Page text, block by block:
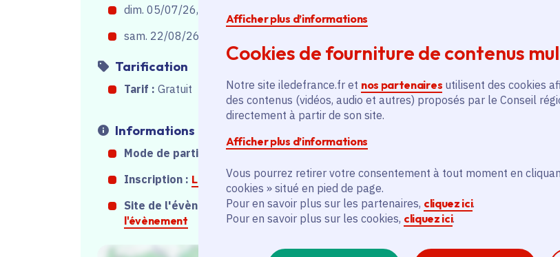
Afficher plus d’informations
Cookies de fourniture de contenus
Notre site iledefrance.fr et nos partenaires utilisent des cookies
des contenus (vidéos, audio et autres) proposés par le Conseil
directement à partir de son site.
Afficher plus d’informations
Vous pourrez retirer votre consentement à tout moment en
cookies » situé en pied de page.
Pour en savoir plus sur les partenaires, cliquez ici.
Pour en savoir plus sur les cookies, cliquez ici.
dim. 05/07/26, de 14h30
sam. 22/08/26, de 14h30
Tarification
Tarif : Gratuit
Informations
Mode de participation :Sur place
Inscription : Lien inscription
Site de l'évènement : Site de
l'évènement
Infos et réservation sur
nature-au-fil-de-la-marne-273